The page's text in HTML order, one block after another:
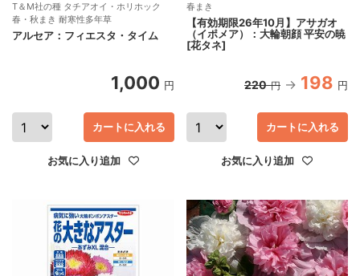
T＆M社の種 タチアオイ・ホリホック
春・秋まき 耐寒性多年草
アルセア：フィエスタ・タイム
1,000 円
カートに入れる
お気に入り追加
春まき
【有効期限26年10月】アサガオ
（イポメア）：大輪朝顔 平安の暁
[花タネ]
220 円 198 円
カートに入れる
お気に入り追加